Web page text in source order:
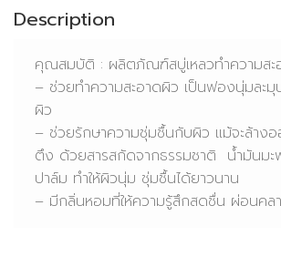
Description
คุณสมบัติ : ผลิตภัณฑ์สบู่เหลวทำความสะ
– ช่วยทำความสะอาดผิว เป็นฟองนุ่มละ
ผิว
– ช่วยรักษาความชุ่มชื้นกับผิว แม้จะล้าง
ตึง ด้วยสารสกัดจากธรรมชาติ น้ำมันมะ
ปาล์ม ทำให้ผิวนุ่ม ชุ่มชื้นได้ยาวนาน
– มีกลิ่นหอมที่ให้ความรู้สึกสดชื่น ผ่อนคล